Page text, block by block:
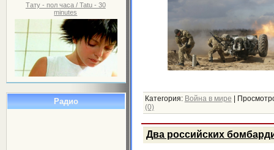
Тату - пол часа / Tatu - 30
minutes
Радио Категория: Война в мире
(0)
Два российских